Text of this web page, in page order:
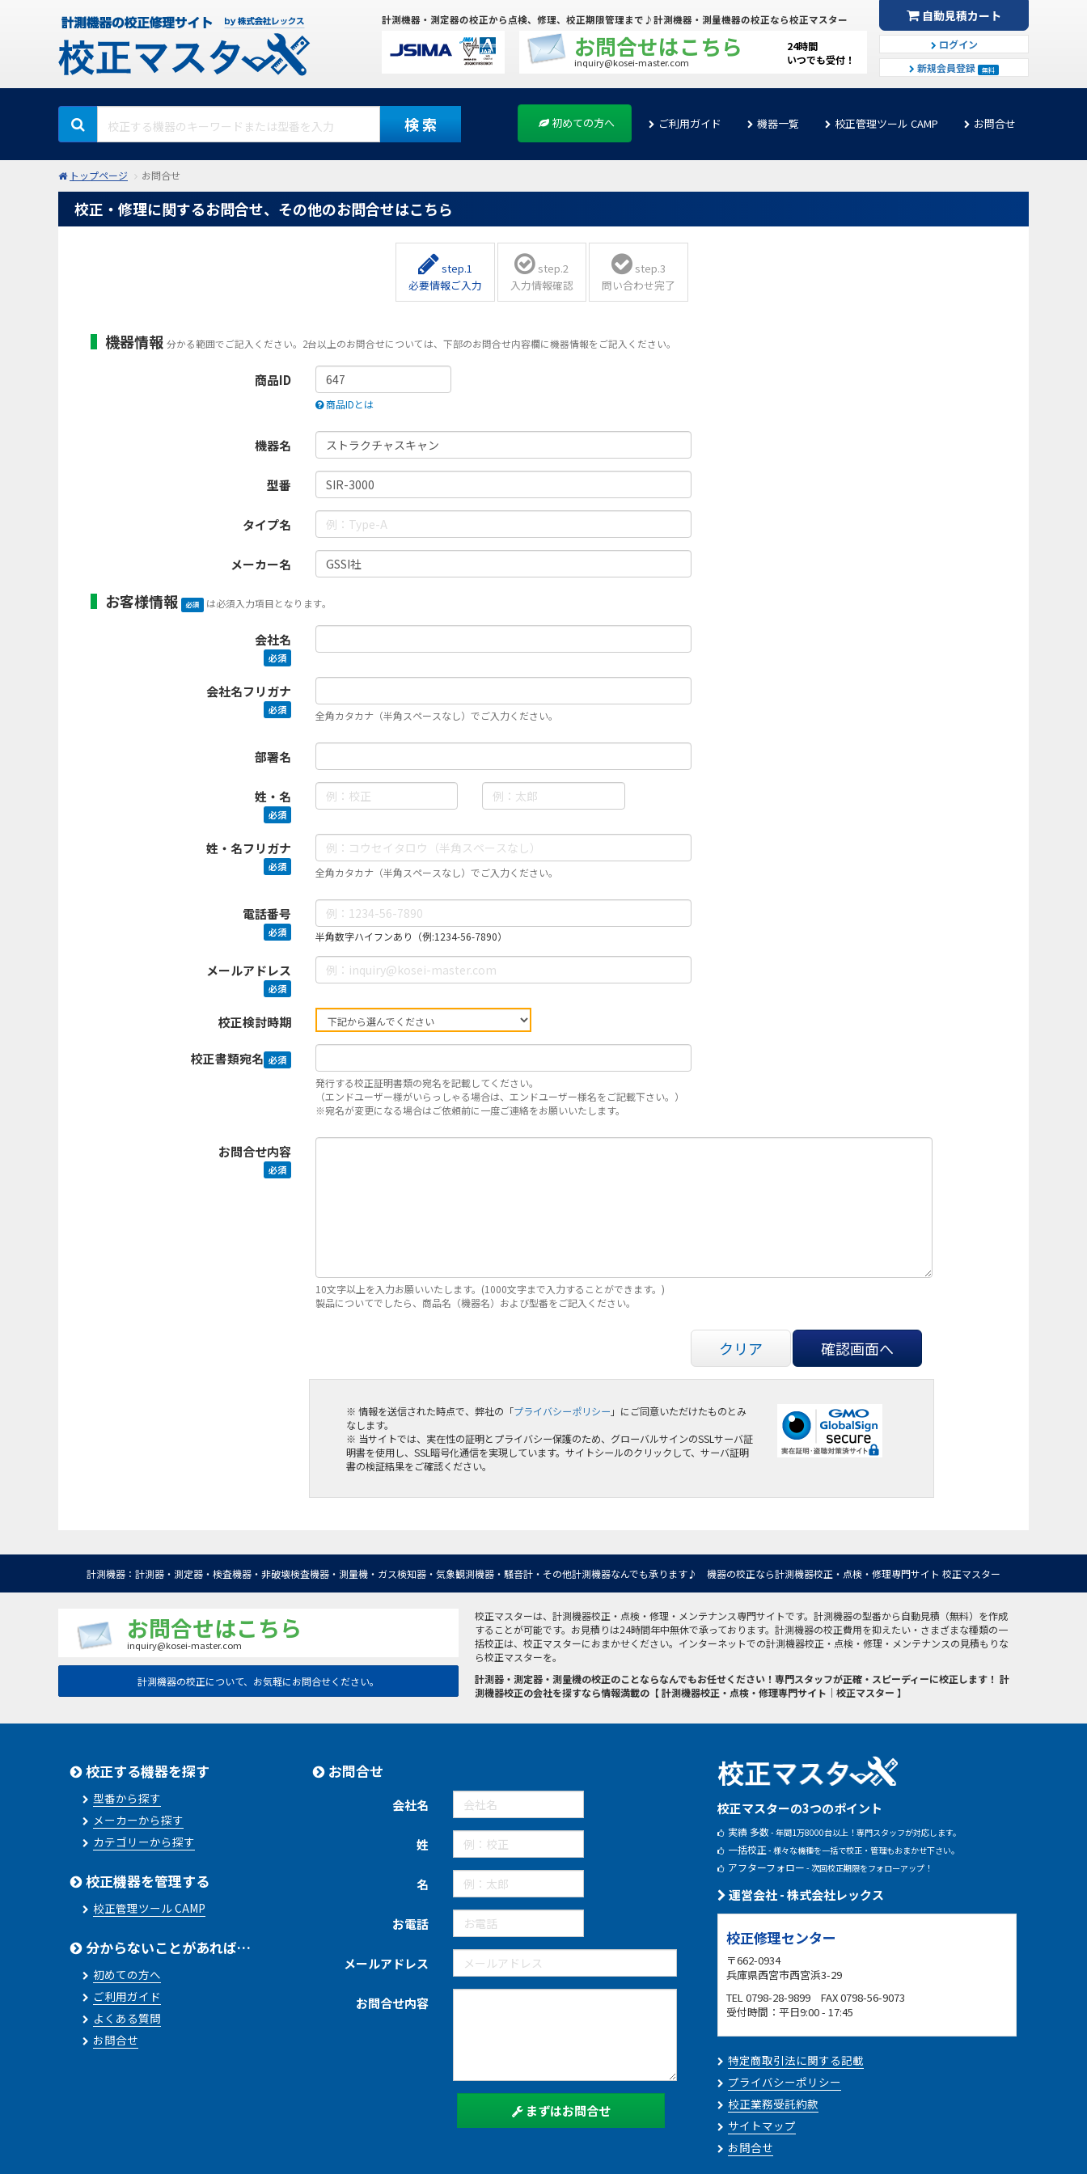
計測機器・測定器の校正から点検、修理、校正期限管理まで♪計測機器・測量機器の校正なら校正マスター
24時間
いつでも受付！
お問合せはこちら
inquiry@kosei-master.com
自動見積カート
ログイン
新規会員登録
無料
検 索 初めての方へ ご利用ガイド 機器一覧 校正管理ツール CAMP お問合せ
トップページ お問合せ
校正・修理に関するお問合せ、その他のお問合せはこちら
step.1
必要情報ご入力
step.2
入力情報確認
step.3
問い合わせ完了
機器情報 分かる範囲でご記入ください。2台以上のお問合せについては、下部のお問合せ内容欄に機器情報をご記入ください。
商品ID
商品IDとは
機器名
型番
タイプ名
メーカー名
お客様情報 必須 は必須入力項目となります。
会社名
必須
会社名フリガナ
必須 全角カタカナ（半角スペースなし）でご入力ください。
部署名
姓・名
必須
姓・名フリガナ
必須 全角カタカナ（半角スペースなし）でご入力ください。
電話番号
必須 半角数字ハイフンあり（例:1234-56-7890）
メールアドレス
必須
校正検討時期
校正書類宛名 必須
発行する校正証明書類の宛名を記載してください。
（エンドユーザー様がいらっしゃる場合は、エンドユーザー様名をご記載下さい。）
※宛名が変更になる場合はご依頼前に一度ご連絡をお願いいたします。
お問合せ内容
必須
10文字以上を入力お願いいたします。(1000文字まで入力することができます。)
製品についてでしたら、商品名（機器名）および型番をご記入ください。
クリア 確認画面へ
※ 情報を送信された時点で、弊社の「プライバシーポリシー 」にご同意いただけたものとみ
なします。
※ 当サイトでは、実在性の証明とプライバシー保護のため、グローバルサインのSSLサーバ証
明書を使用し、SSL暗号化通信を実現しています。サイトシールのクリックして、サーバ証明
書の検証結果をご確認ください。
計測機器：計測器・測定器・検査機器・非破壊検査機器・測量機・ガス検知器・気象観測機器・騒音計・その他計測機器なんでも承ります♪ 機器の校正なら計測機器校正・点検・修理専門サイト 校正マスター
お問合せはこちら
inquiry@kosei-master.com
計測機器の校正について、お気軽にお問合せください。
校正マスターは、計測機器校正・点検・修理・メンテナンス専門サイトです。計測機器の型番から自動見積（無料）を作成
することが可能です。お見積りは24時間年中無休で承っております。計測機器の校正費用を抑えたい・さまざまな種類の一
括校正は、校正マスターにおまかせください。インターネットでの計測機器校正・点検・修理・メンテナンスの見積もりな
ら校正マスターを。
計測器・測定器・測量機の校正のことならなんでもお任せください！専門スタッフが正確・スピーディーに校正します！ 計
測機器校正の会社を探すなら情報満載の【 計測機器校正・点検・修理専門サイト｜校正マスター 】
校正する機器を探す
型番から探す
メーカーから探す
カテゴリーから探す
校正機器を管理する
校正管理ツール CAMP
分からないことがあれば…
初めての方へ
ご利用ガイド
よくある質問
お問合せ
お問合せ
会社名
姓
名
お電話
メールアドレス
お問合せ内容
まずはお問合せ
校正マスターの3つのポイント
実績 多数- 年間1万8000台以上！専門スタッフが対応します。
一括校正 - 様々な機種を一括で校正・管理もおまかせ下さい。
アフターフォロー - 次回校正期限をフォローアップ！
運営会社 - 株式会社レックス
校正修理センター
〒662-0934
兵庫県西宮市西宮浜3-29
TEL 0798-28-9899 FAX 0798-56-9073
受付時間：平日9:00 - 17:45
特定商取引法に関する記載
プライバシーポリシー
校正業務受託約款
サイトマップ
お問合せ